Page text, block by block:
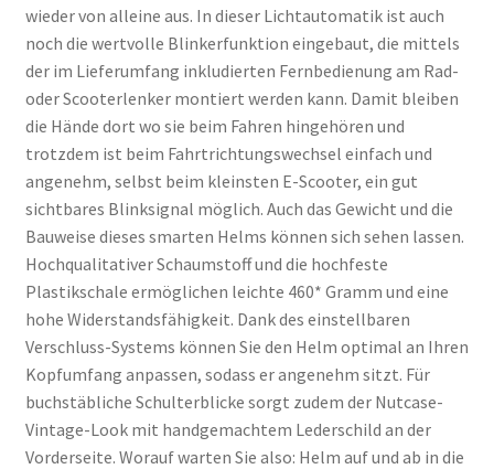
wieder von alleine aus. In dieser Lichtautomatik ist auch
noch die wertvolle Blinkerfunktion eingebaut, die mittels
der im Lieferumfang inkludierten Fernbedienung am Rad-
oder Scooterlenker montiert werden kann. Damit bleiben
die Hände dort wo sie beim Fahren hingehören und
trotzdem ist beim Fahrtrichtungswechsel einfach und
angenehm, selbst beim kleinsten E-Scooter, ein gut
sichtbares Blinksignal möglich. Auch das Gewicht und die
Bauweise dieses smarten Helms können sich sehen lassen.
Hochqualitativer Schaumstoff und die hochfeste
Plastikschale ermöglichen leichte 460* Gramm und eine
hohe Widerstandsfähigkeit. Dank des einstellbaren
Verschluss-Systems können Sie den Helm optimal an Ihren
Kopfumfang anpassen, sodass er angenehm sitzt. Für
buchstäbliche Schulterblicke sorgt zudem der Nutcase-
Vintage-Look mit handgemachtem Lederschild an der
Vorderseite. Worauf warten Sie also: Helm auf und ab in die